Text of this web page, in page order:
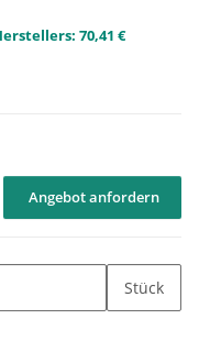
: 70,41 €
Angebot anfordern
Stück